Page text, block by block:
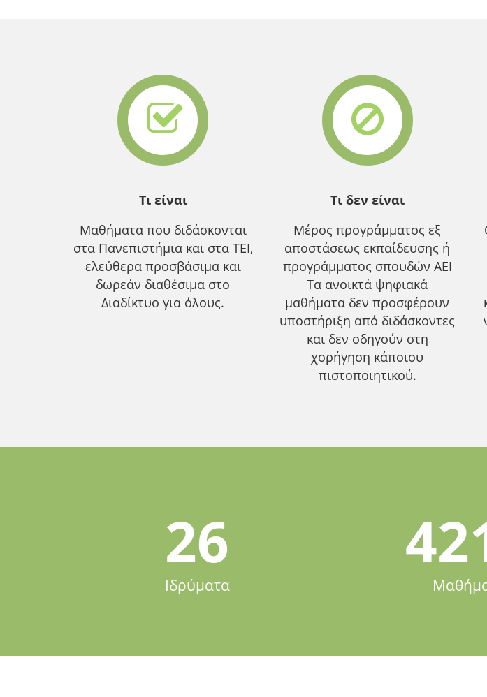
Τι είναι
Μαθήματα που διδάσκονται
στα Πανεπιστήμια και στα ΤΕΙ,
ελεύθερα προσβάσιμα και
δωρεάν διαθέσιμα στο
Διαδίκτυο για όλους.
Τι δεν είναι
Μέρος προγράμματος εξ
αποστάσεως εκπαίδευσης ή
προγράμματος σπουδών ΑΕΙ
Τα ανοικτά ψηφιακά
μαθήματα δεν προσφέρουν
υποστήριξη από διδάσκοντες
και δεν οδηγούν στη
χορήγηση κάποιου
πιστοποιητικού.
26
Ιδρύματα